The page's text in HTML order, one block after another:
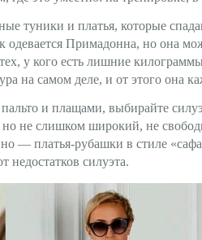
туники и платья, которые
одевается Примадонна, но она
у кого есть лишние
на самом деле, и от этого она
пальто и плащами, выбирайте
не слишком широкий, не
— платья-рубашки в стиле
недостатков силуэта.